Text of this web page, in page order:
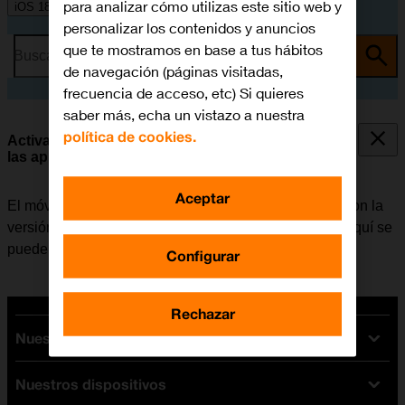
iOS 18
Busca por problema o tema
Activar o desactivar la actualización automática de
las apps
El móvil tiene la opción de poder actualizar las apps con la
versión más reciente de forma automática o manual. Aquí se
puede consultar
cómo instalar una app
Nuestras tarifas
Tarifas Orange
Nuestros dispositivos
para analizar cómo utilizas este sitio web y
personalizar los contenidos y anuncios
que te mostramos en base a tus hábitos
de navegación (páginas visitadas,
frecuencia de acceso, etc) Si quieres
saber más, echa un vistazo a nuestra
política de cookies.
Configurar
Rechazar
Aceptar